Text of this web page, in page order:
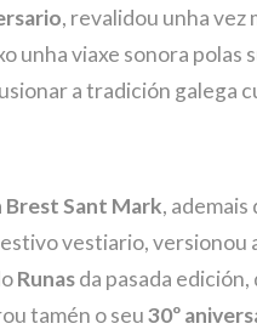
, revalidou unha vez
unha viaxe sonora
a tradición galega
Brest Sant Mark,
vestiario, versionou
Runasda pasada
tamén o seu30º